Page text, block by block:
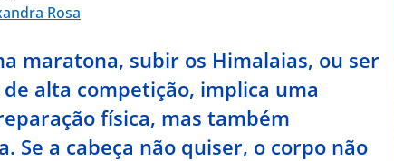
Rosa
maratona, subir os Himalaias, ou ser
alta competição, implica uma
física, mas também
Se a cabeça não quiser, o corpo não